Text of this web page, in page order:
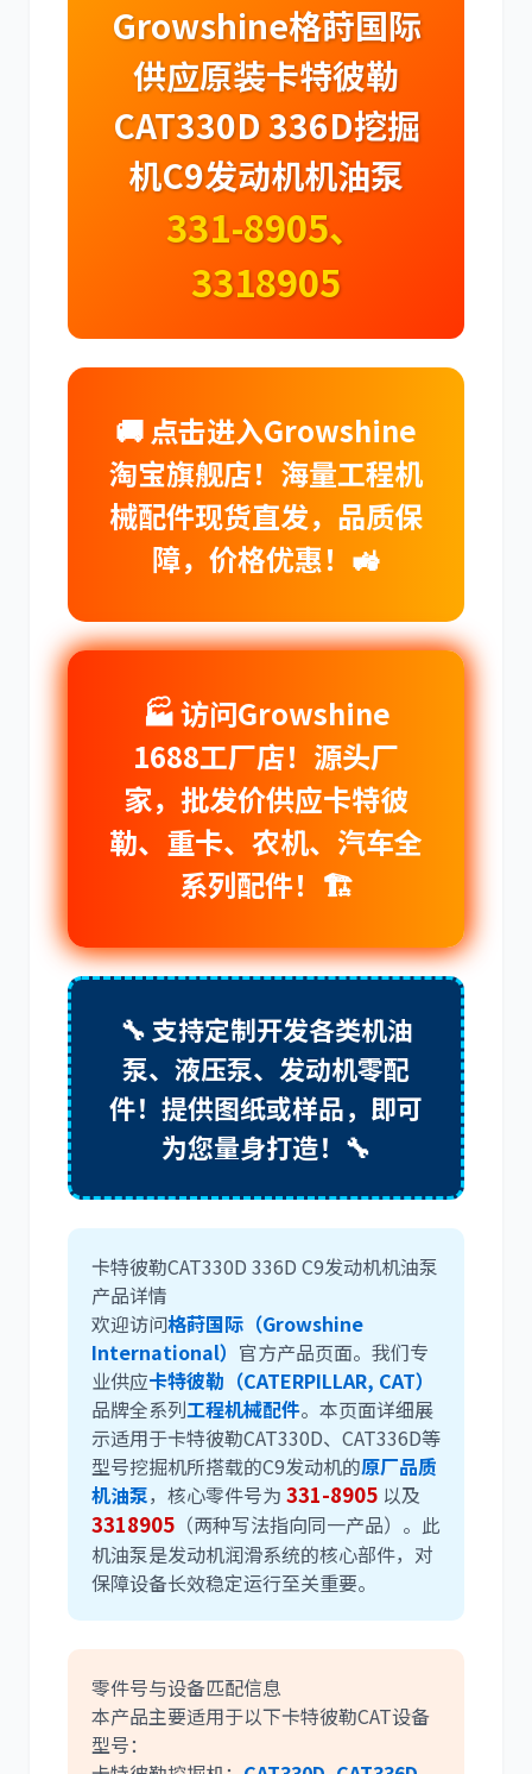
奔驰 加藤
大宇 丰田
约翰迪尔 徐工
凯斯
尼桑
Growshine格莳国际
供应原装卡特彼勒
CAT330D 336D挖掘
机C9发动机机油泵
331-8905、
3318905
🚚 点击进入Growshine
淘宝旗舰店！海量工程机
械配件现货直发，品质保
障，价格优惠！🚜
🏭 访问Growshine
1688工厂店！源头厂
家，批发价供应卡特彼
勒、重卡、农机、汽车全
系列配件！🏗️
🔧 支持定制开发各类机油
泵、液压泵、发动机零配
件！提供图纸或样品，即可
为您量身打造！🔧
卡特彼勒CAT330D 336D C9发动机机油泵
产品详情
欢迎访问格莳国际（Growshine
International） 官方产品页面。我们专
业供应卡特彼勒（CATERPILLAR, CAT）
品牌全系列工程机械配件。本页面详细展
示适用于卡特彼勒CAT330D、CAT336D等
型号挖掘机所搭载的C9发动机的原厂品质
机油泵，核心零件号为 331-8905 以及
3318905 （两种写法指向同一产品）。此
机油泵是发动机润滑系统的核心部件，对
保障设备长效稳定运行至关重要。
零件号与设备匹配信息
本产品主要适用于以下卡特彼勒CAT设备
型号：